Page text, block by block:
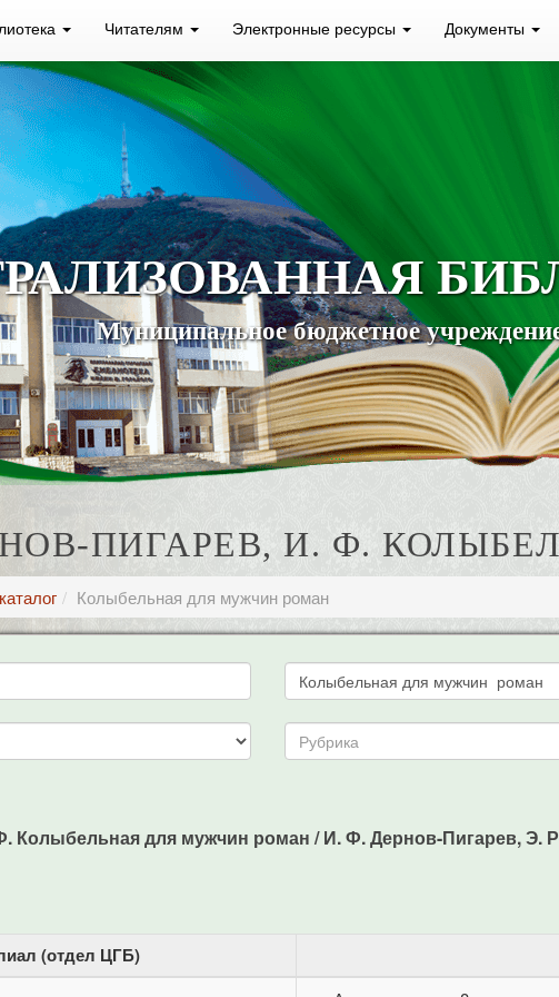
Читателям Электронные ресурсы Документы
Муниципальное бюджетное
ПИГАРЕВ, И. Ф.
Колыбельная для мужчин роман
Колыбельная для мужчин роман / И. Ф. Дернов-Пигарев, Э.
(отдел ЦГБ)